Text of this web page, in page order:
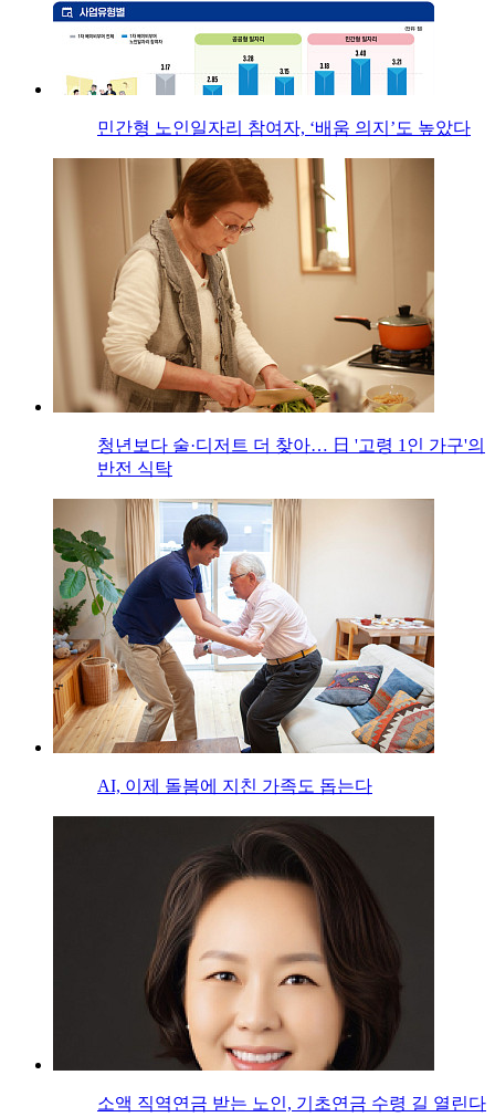
민간형 노인일자리 참여자, ‘배움 의지’도 높았다
청년보다 술·디저트 더 찾아… 日 '고령 1인 가구'의
반전 식탁
AI, 이제 돌봄에 지친 가족도 돕는다
소액 직역연금 받는 노인, 기초연금 수령 길 열린다